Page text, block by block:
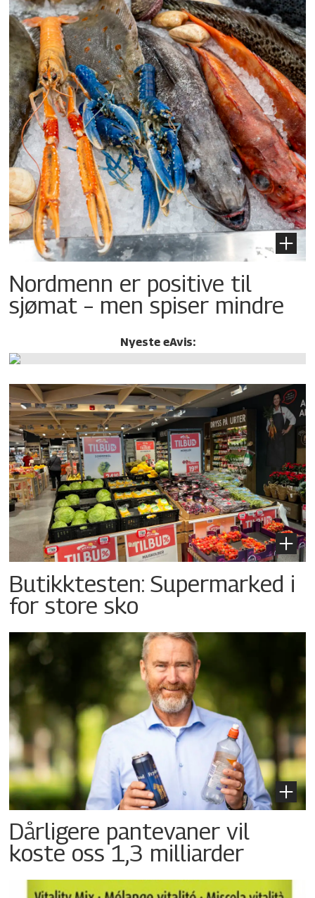
Nordmenn er positive til
sjømat – men spiser mindre
Nyeste eAvis:
Butikktesten: Supermarked i
for store sko
Dårligere pantevaner vil
koste oss 1,3 milliarder